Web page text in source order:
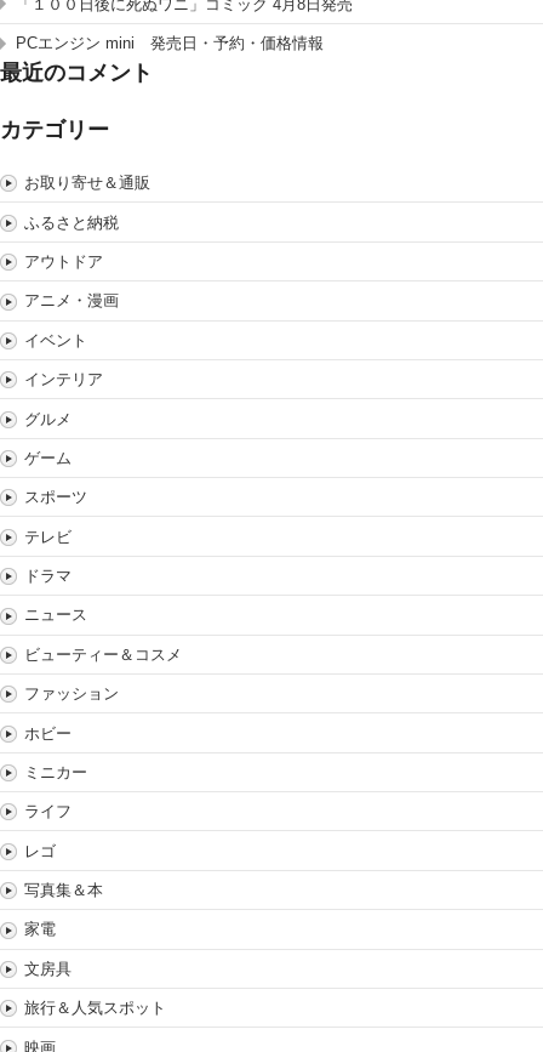
「１００日後に死ぬワニ」コミック 4月8日発売
PCエンジン mini 発売日・予約・価格情報
最近のコメント
カテゴリー
お取り寄せ＆通販
ふるさと納税
アウトドア
アニメ・漫画
イベント
インテリア
グルメ
ゲーム
スポーツ
テレビ
ドラマ
ニュース
ビューティー＆コスメ
ファッション
ホビー
ミニカー
ライフ
レゴ
写真集＆本
家電
文房具
旅行＆人気スポット
映画